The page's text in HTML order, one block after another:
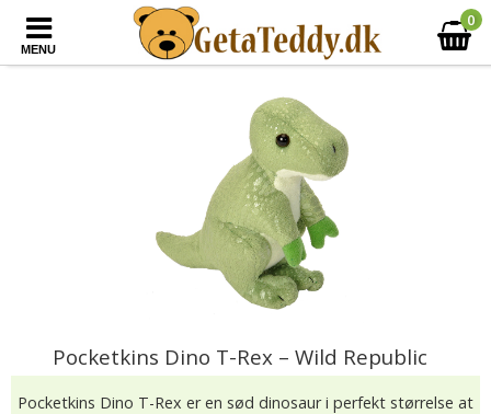
MENU
0
Pocketkins Dino T-Rex – Wild Republic
Pocketkins Dino T-Rex er en sød dinosaur i perfekt størrelse at